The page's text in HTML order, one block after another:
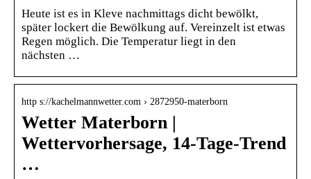
Heute ist es in Kleve nachmittags dicht bewölkt,
später lockert die Bewölkung auf. Vereinzelt ist etwas
Regen möglich. Die Temperatur liegt in den
nächsten …
http s://kachelmannwetter.com › 2872950-materborn
Wetter Materborn |
Wettervorhersage, 14-Tage-Trend
…